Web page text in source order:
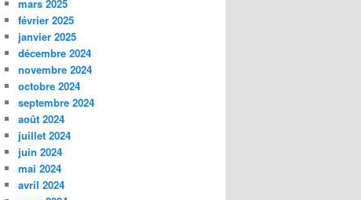
mars 2025
février 2025
janvier 2025
décembre 2024
novembre 2024
octobre 2024
septembre 2024
août 2024
juillet 2024
juin 2024
mai 2024
avril 2024